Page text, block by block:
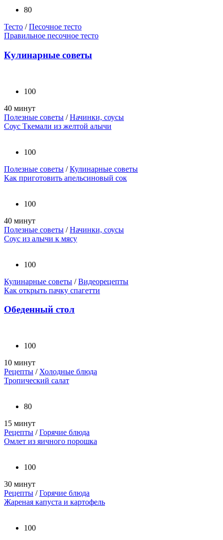
80
Тесто /Песочное тесто
Правильное песочное тесто
Кулинарные советы
100
40 минут
Полезные советы /Начинки, соусы
Соус Ткемали из желтой алычи
100
Полезные советы /Кулинарные советы
Как приготовить апельсиновый сок
100
40 минут
Полезные советы /Начинки, соусы
Соус из алычи к мясу
100
Кулинарные советы /Видеорецепты
Как открыть пачку спагетти
Обеденный стол
100
10 минут
Рецепты / Холодные блюда
Тропический салат
80
15 минут
Рецепты /Горячие блюда
Омлет из яичного порошка
100
30 минут
Рецепты /Горячие блюда
Жареная капуста и картофель
100